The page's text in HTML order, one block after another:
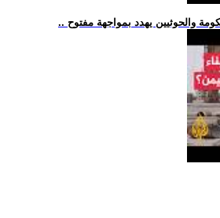
والحوثيين يهدد بمواجهة مفتوح